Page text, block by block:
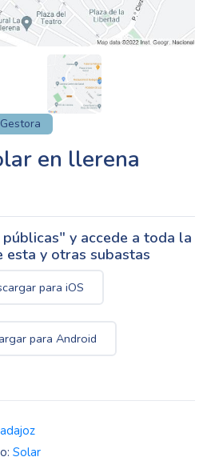
en llerena
y accede a toda la
esta y otras subastas
para iOS
para Android
Solar